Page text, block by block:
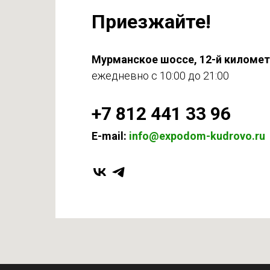
Приезжайте!
Мурманское шоссе, 12-й
ежедневно с 10:00 до 21:00
+7 812 441 33 96
E-mail: info@expodom-kudrovo.ru